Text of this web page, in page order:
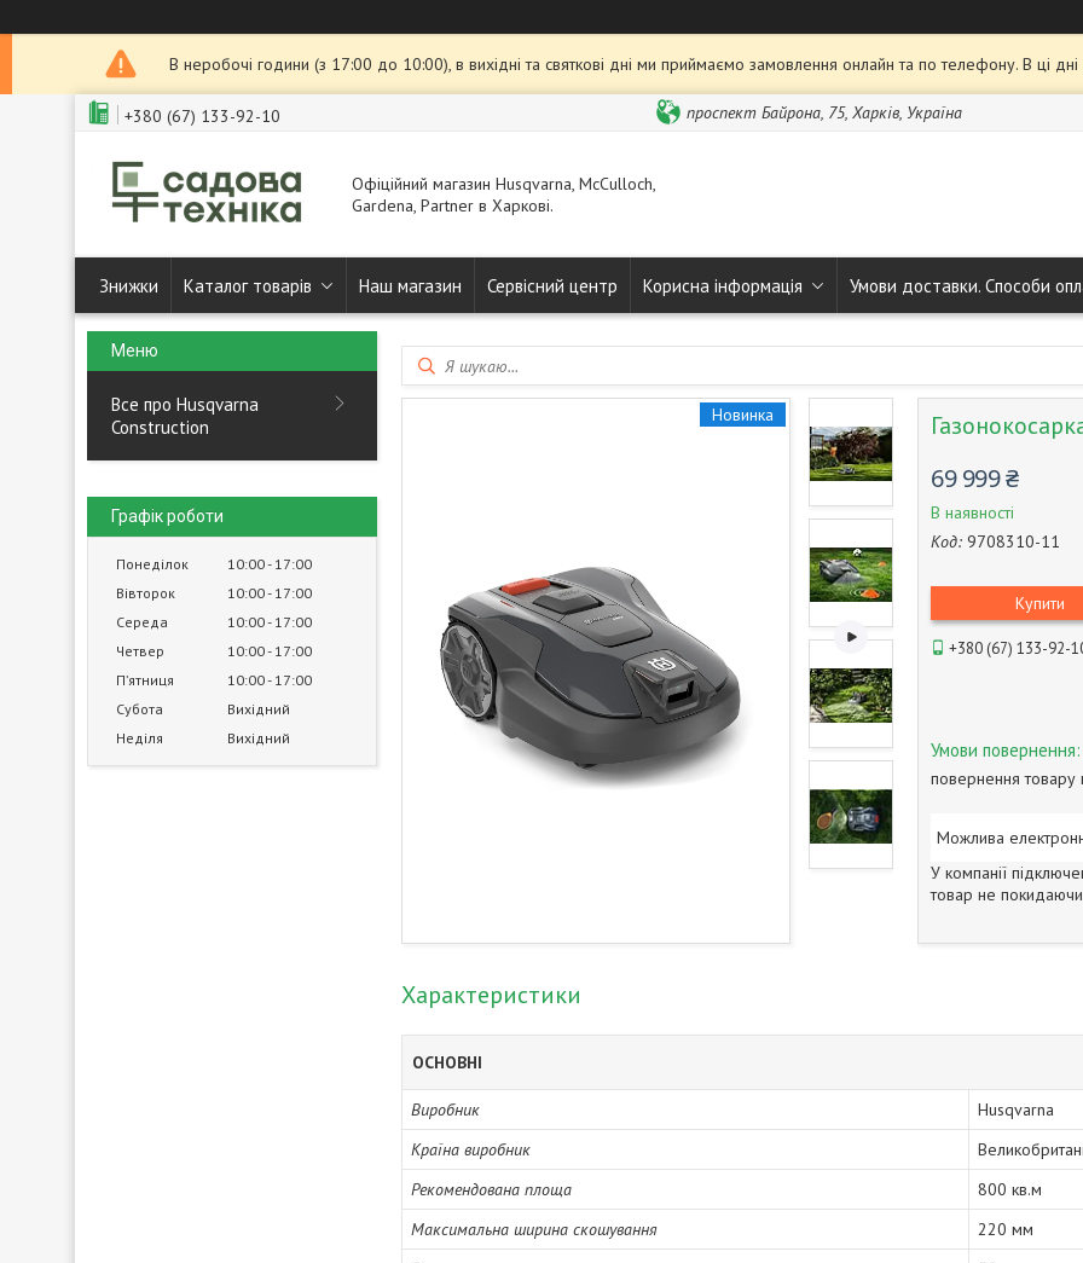
В неробочі години (з 17:00 до 10:00), в вихідні та святкові дні ми приймаємо замовлення онлайн та по телефону. В ці
+380 (67) 133-92-10 проспект Байрона, 75, Харків, Україна
Офіційний магазин Husqvarna, McCulloch,
Gardena, Partner в Харкові.
Знижки Каталог товарів Наш магазин Сервісний центр Корисна інформація Умови доставки. Способи
Все про Husqvarna
Construction
Графік роботи
Понеділок 10:00 17:00
Вівторок
10:00 17:00
Середа
10:00 17:00
Четвер
10:00 17:00
Пʼятниця
10:00 17:00
Субота
Вихідний
Неділя
Вихідний
Новинка
69 999 ₴
В наявності
Код: 9708310-11
Купити
+380 (67) 133-92-
повернення
У компанії
товар не покидаючи
Характеристики
ОСНОВНІ
Виробник
Husqvarna
Країна виробник
Рекомендована площа
800 кв.м
Максимальна ширина скошування
220 мм